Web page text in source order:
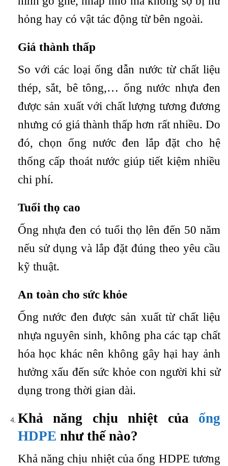
hỏng hay có vật tác động từ bên ngoài.
Giá thành thấp
So với các loại ống dẫn nước từ chất liệu
thép, sắt, bê tông,… ống nước nhựa đen
được sản xuất với chất lượng tương đương
nhưng có giá thành thấp hơn rất nhiều. Do
đó, chọn ống nước đen lắp đặt cho hệ
thống cấp thoát nước giúp tiết kiệm nhiều
chi phí.
Tuổi thọ cao
Ống nhựa đen có tuổi thọ lên đến 50 năm
nếu sử dụng và lắp đặt đúng theo yêu cầu
kỹ thuật.
An toàn cho sức khỏe
Ống nước đen được sản xuất từ chất liệu
nhựa nguyên sinh, không pha các tạp chất
hóa học khác nên không gây hại hay ảnh
hưởng xấu đến sức khỏe con người khi sử
dụng trong thời gian dài.
Khả năng chịu nhiệt của ống
HDPE như thế nào?
Khả năng chịu nhiệt của ống HDPE tương